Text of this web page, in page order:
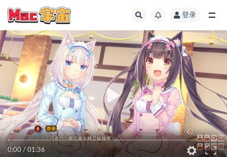
登录
0:00 / 01:36